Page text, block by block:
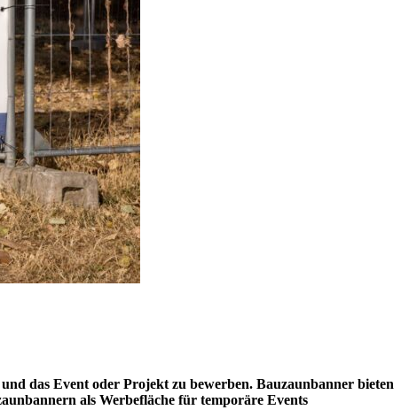
das Event oder Projekt zu bewerben. Bauzaunbanner bieten
als Werbefläche für temporäre Events